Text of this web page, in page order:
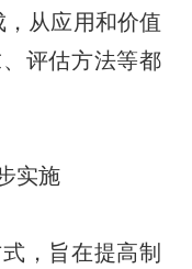
从应用和价值
评估方法等都
实施
，旨在提高制